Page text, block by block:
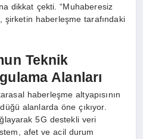
dikkat çekti. “Muhaberesiz
şirketin haberleşme tarafındaki
Teknik
Alanları
haberleşme altyapısının
alanlarda öne çıkıyor.
5G destekli veri
afet ve acil durum